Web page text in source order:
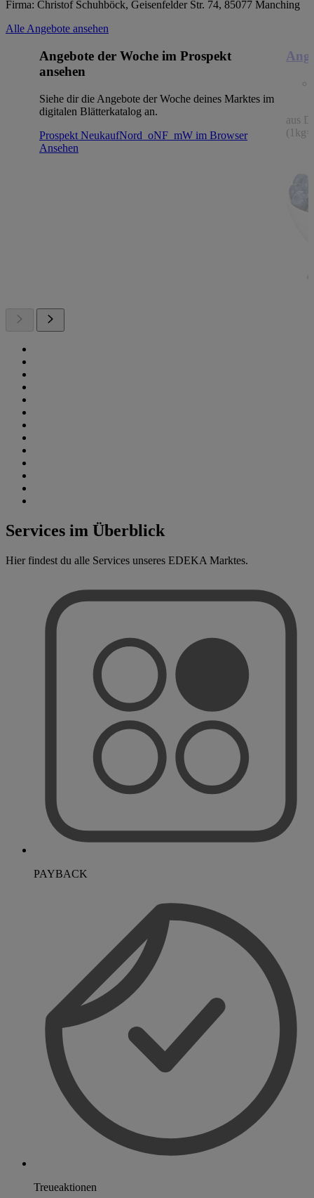
Firma: Christof Schuhböck, Geisenfelder Str. 74, 85077 Manching
Alle Angebote ansehen
Angebote der Woche im Prospekt
ansehen
Siehe dir die Angebote der Woche deines Marktes im
digitalen Blätterkatalog an.
Prospekt NeukaufNord_oNF_mW im Browser
Ansehen
aus
Services im Überblick
Hier findest du alle Services unseres EDEKA Marktes.
PAYBACK
Treueaktionen